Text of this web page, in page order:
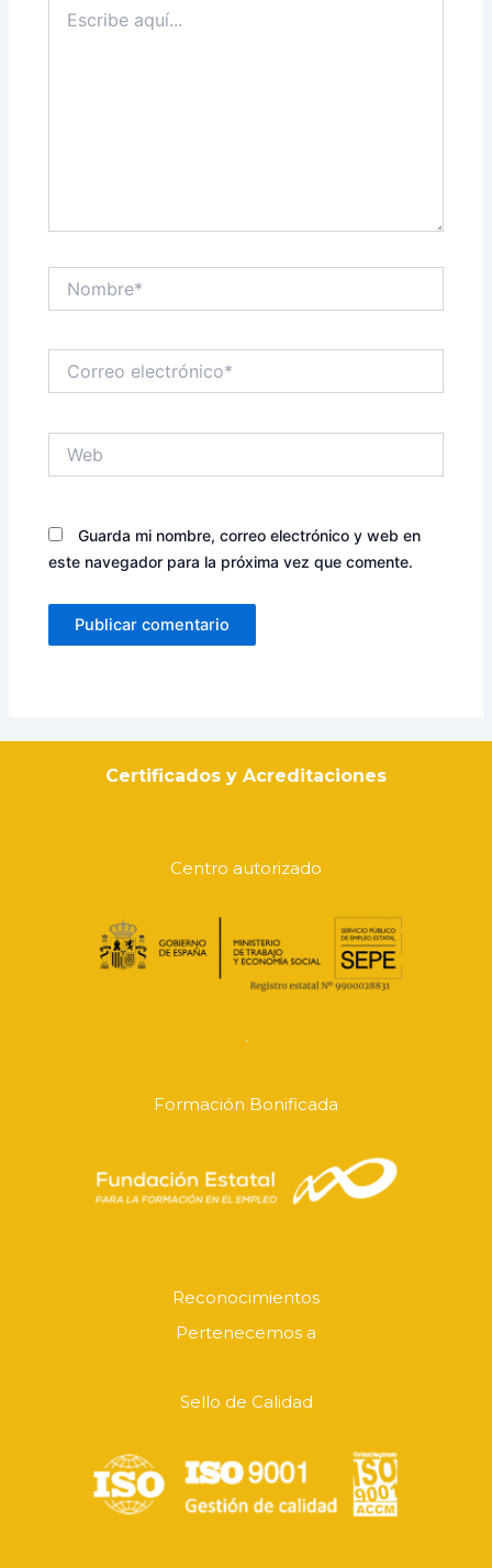
aquí...
electrónico*
Guarda mi nombre, correo electrónico y web en
este navegador para la próxima vez que comente.
Certificados y Acreditaciones
Centro autorizado
.
Formación Bonificada
Reconocimientos
Pertenecemos a
Sello de Calidad